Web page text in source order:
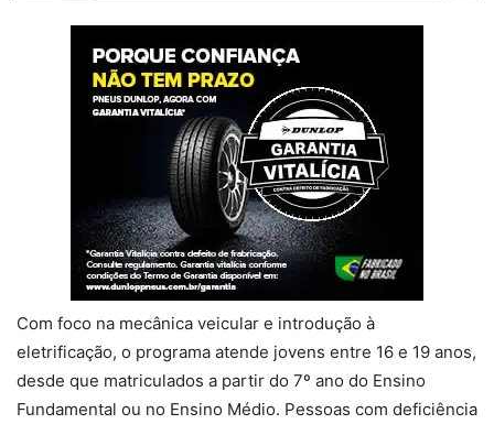
Com foco na mecânica veicular e introdução à
eletrificação, o programa atende jovens entre 16 e 19 anos,
desde que matriculados a partir do 7º ano do Ensino
Fundamental ou no Ensino Médio. Pessoas com deficiência